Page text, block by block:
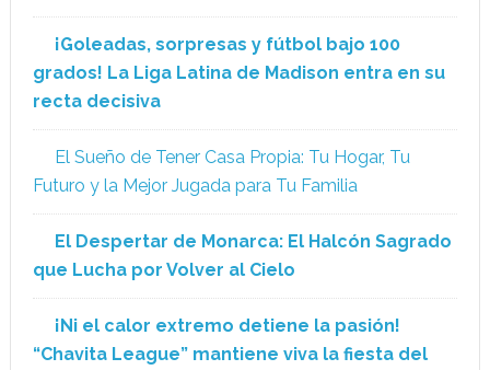
¡Goleadas, sorpresas y fútbol bajo 100
grados! La Liga Latina de Madison entra en su
recta decisiva
El Sueño de Tener Casa Propia: Tu Hogar, Tu
Futuro y la Mejor Jugada para Tu Familia
El Despertar de Monarca: El Halcón Sagrado
que Lucha por Volver al Cielo
¡Ni el calor extremo detiene la pasión!
“Chavita League” mantiene viva la fiesta del